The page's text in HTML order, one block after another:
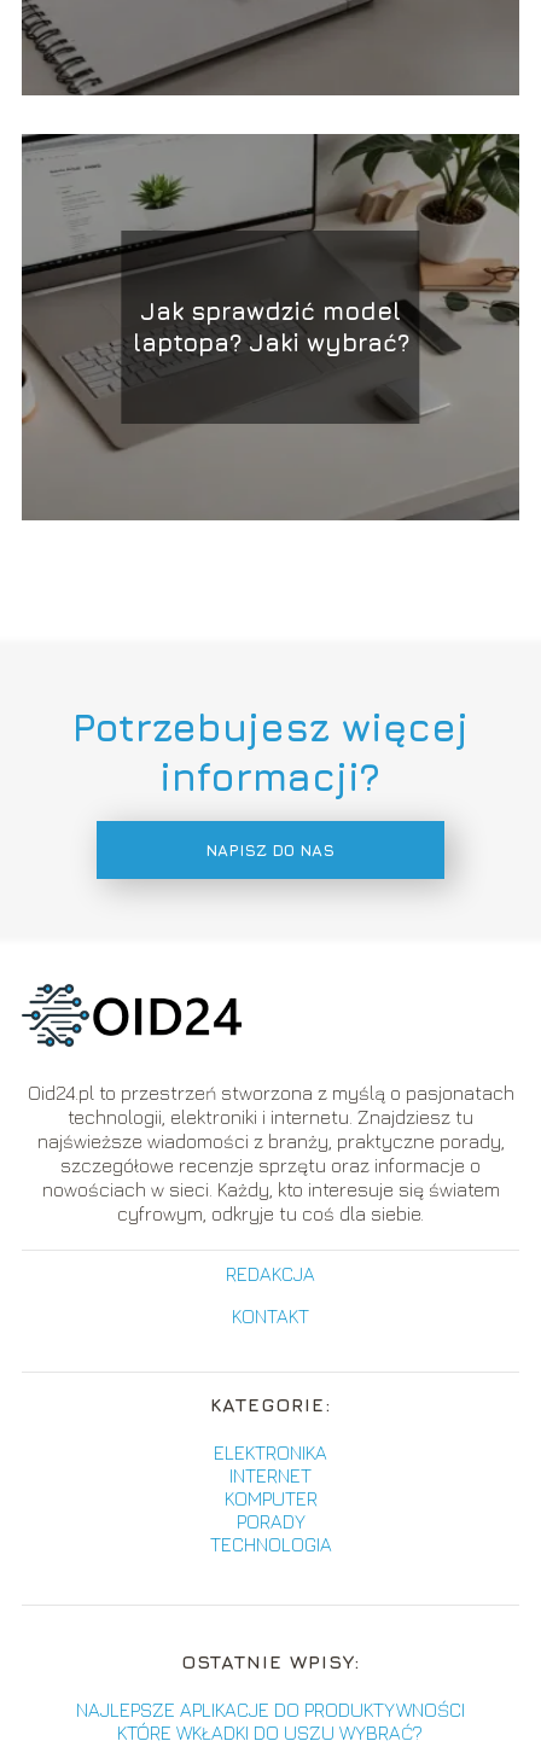
Jak sprawdzić model
laptopa? Jaki wybrać?
Potrzebujesz więcej
informacji?
NAPISZ DO NAS
Oid24.pl to przestrzeń stworzona z myślą o pasjonatach
technologii, elektroniki i internetu. Znajdziesz tu
najświeższe wiadomości z branży, praktyczne porady,
szczegółowe recenzje sprzętu oraz informacje o
nowościach w sieci. Każdy, kto interesuje się światem
cyfrowym, odkryje tu coś dla siebie.
REDAKCJA
KONTAKT
KATEGORIE:
ELEKTRONIKA
INTERNET
KOMPUTER
PORADY
TECHNOLOGIA
OSTATNIE WPISY:
NAJLEPSZE APLIKACJE DO PRODUKTYWNOŚCI
KTÓRE WKŁADKI DO USZU WYBRAĆ?